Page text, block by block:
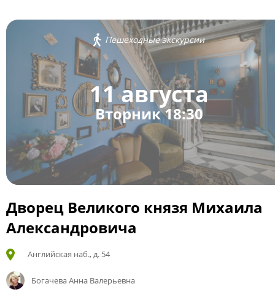
Пешеходные экскурсии
11 августа
Вторник 18:30
Дворец Великого князя Михаила
Александровича
Английская наб., д. 54
Богачева Анна Валерьевна